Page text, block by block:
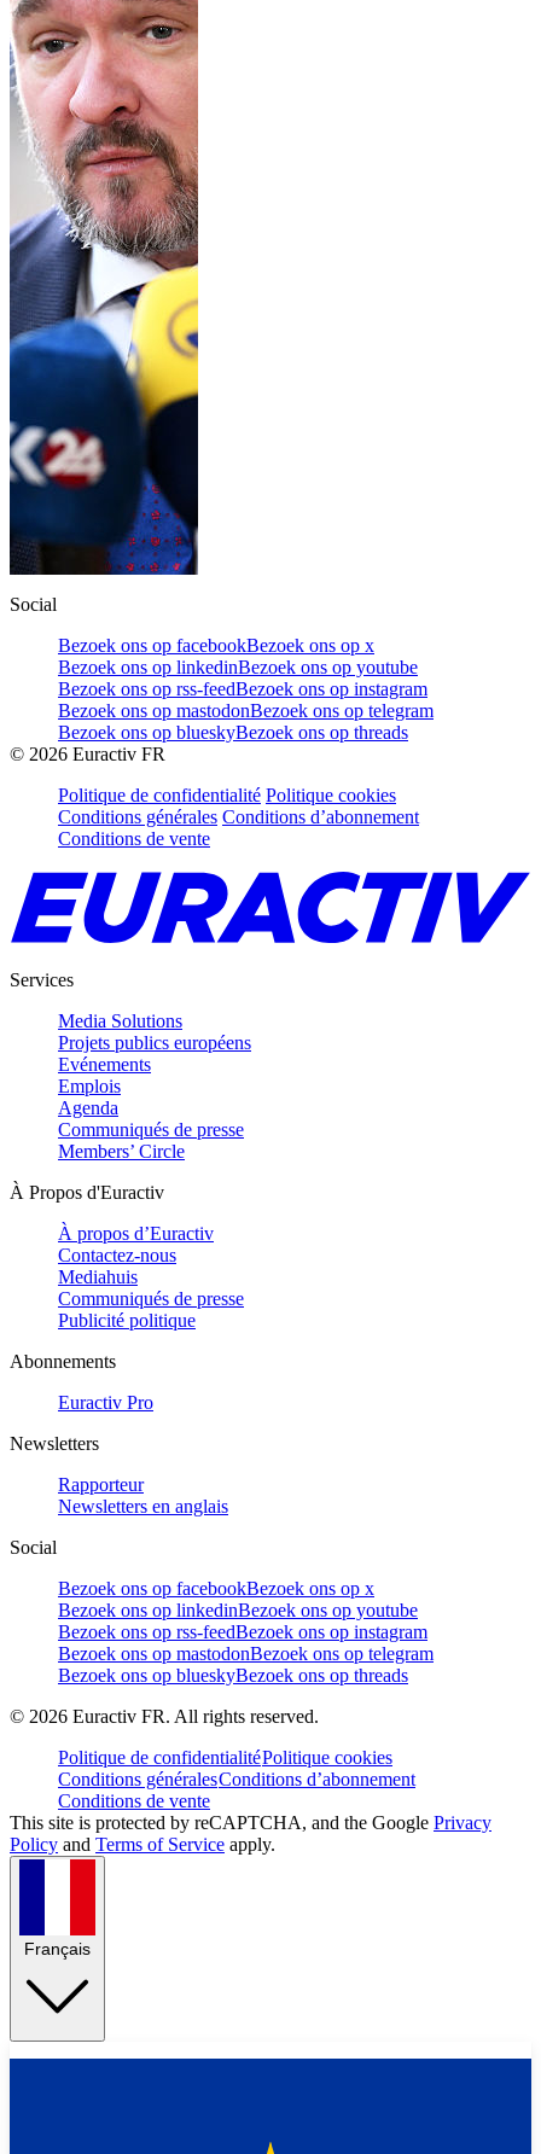
Social
Bezoek ons op facebookBezoek ons op x
Bezoek ons op linkedinBezoek ons op youtube
Bezoek ons op rss-feedBezoek ons op instagram
Bezoek ons op mastodonBezoek ons op telegram
Bezoek ons op blueskyBezoek ons op threads
© 2026 Euractiv FR
Politique de confidentialité Politique cookies
Conditions générales Conditions d’abonnement
Conditions de vente
Services
Media Solutions
Projets publics européens
Evénements
Emplois
Agenda
Communiqués de presse
Members’ Circle
À Propos d'Euractiv
À propos d’Euractiv
Contactez-nous
Mediahuis
Communiqués de presse
Publicité politique
Abonnements
Euractiv Pro
Newsletters
Rapporteur
Newsletters en anglais
Social
Bezoek ons op facebookBezoek ons op x
Bezoek ons op linkedinBezoek ons op youtube
Bezoek ons op rss-feedBezoek ons op instagram
Bezoek ons op mastodonBezoek ons op telegram
Bezoek ons op blueskyBezoek ons op threads
© 2026 Euractiv FR. All rights reserved.
Politique de confidentialitéPolitique cookies
Conditions généralesConditions d’abonnement
Conditions de vente
This site is protected by reCAPTCHA, and the Google Privacy
Policy and Terms of Service apply.
Français